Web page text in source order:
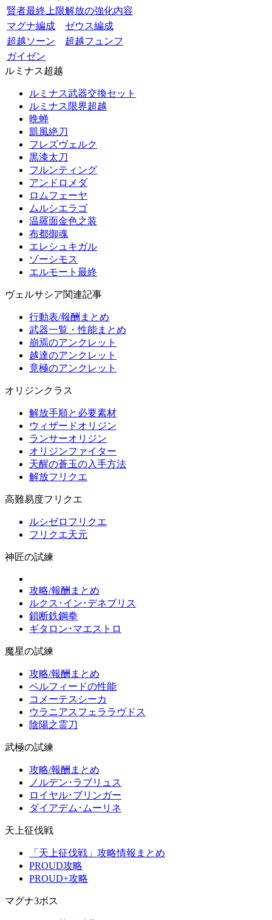
賢者最終上限解放の強化内容
マグナ編成
ゼウス編成
超越ソーン
超越フュンフ
ガイゼン
ルミナス超越
ルミナス武器交換セット
ルミナス限界超越
晩蝉
凱風絶刀
フレズヴェルク
黒漆太刀
フルンティング
アンドロメダ
ロムフェーヤ
ムルシエラゴ
温羅面金色之装
布都御魂
エレシュキガル
ゾーシモス
エルモート最終
ヴェルサシア関連記事
行動表/報酬まとめ
武器一覧・性能まとめ
崩焉のアンクレット
越達のアンクレット
竟極のアンクレット
オリジンクラス
解放手順と必要素材
ウィザードオリジン
ランサーオリジン
オリジンファイター
天醒の蒼玉の入手方法
解放フリクエ
高難易度フリクエ
ルシゼロフリクエ
フリクエ天元
神匠の試練
攻略/報酬まとめ
ルクス･イン･デネブリス
鎖断鉄鋼拳
ギタロン･マエストロ
魔星の試練
攻略/報酬まとめ
ペルフィードの性能
コメーテスシーカ
ウラニアスフェララヴドス
陰陽之霊刀
武極の試練
攻略/報酬まとめ
ノルデン･ラブリュス
ロイヤル･ブリンガー
ダイアデム･ムーリネ
天上征伐戦
「天上征伐戦」攻略情報まとめ
PROUD攻略
PROUD+攻略
マグナ3ボス